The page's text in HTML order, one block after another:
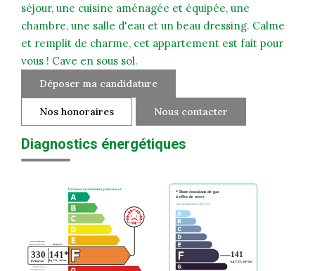
séjour, une cuisine aménagée et équipée, une
chambre, une salle d'eau et un beau dressing. Calme
et remplit de charme, cet appartement est fait pour
vous ! Cave en sous sol.
Déposer ma candidature
Nos honoraires Nous contacter
Diagnostics énergétiques